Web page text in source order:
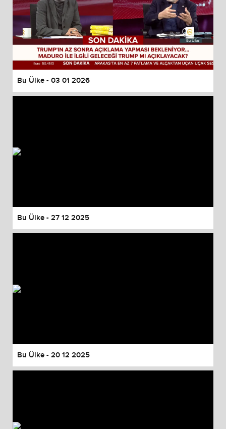
Bu Ülke - 03 01 2026
Bu Ülke - 27 12 2025
Bu Ülke - 20 12 2025